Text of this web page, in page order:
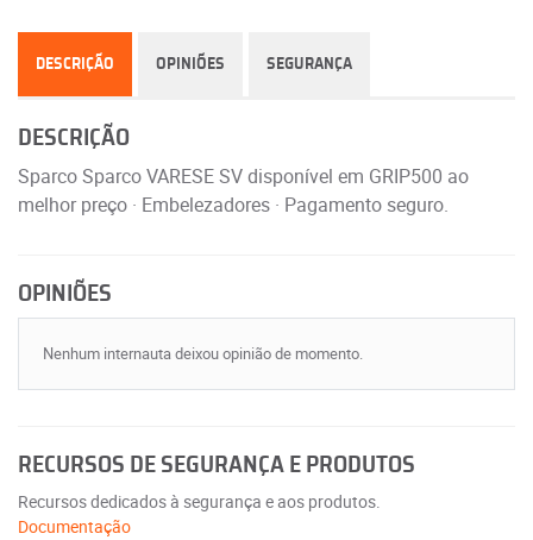
DESCRIÇÃO OPINIÕES SEGURANÇA
DESCRIÇÃO
Sparco Sparco VARESE SV disponível em GRIP500 ao
melhor preço · Embelezadores · Pagamento seguro.
OPINIÕES
Nenhum internauta deixou opinião de momento.
RECURSOS DE SEGURANÇA E PRODUTOS
Recursos dedicados à segurança e aos produtos.
Documentação